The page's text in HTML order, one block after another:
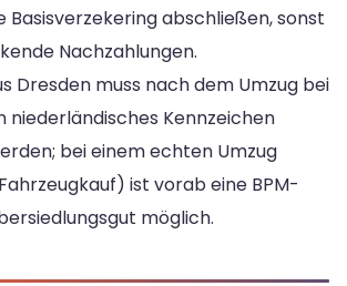
Basisverzekering abschließen, sonst
Nachzahlungen.
Dresden muss nach dem Umzug bei
niederländisches Kennzeichen
bei einem echten Umzug
ist vorab eine BPM-
möglich.